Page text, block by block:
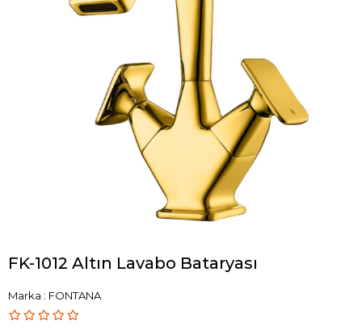
FK-1012 Altın Lavabo Bataryası
Marka : FONTANA